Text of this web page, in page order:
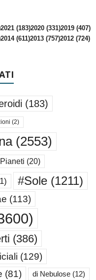
2021 (183)2020 (331)2019 (407)
2014 (611)2013 (757)2012 (724)
(183)
(2)
(2553)
(20)
#Sole (1211)
(113)
(386)
(129)
(81) di Nebulose (12)